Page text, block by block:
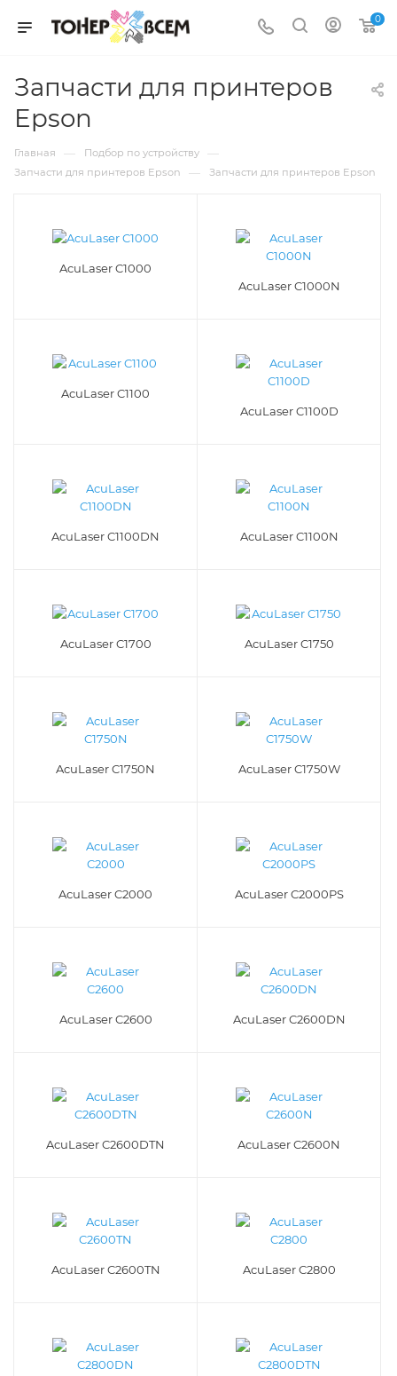
0
Запчасти для принтеров
Epson
Главная — Подбор по устройству —
Запчасти для принтеров Epson — Запчасти для принтеров Epson
AcuLaser C1000
AcuLaser C1000N
AcuLaser C1100
AcuLaser C1100D
AcuLaser C1100DN AcuLaser C1100N
AcuLaser C1700 AcuLaser C1750
AcuLaser C1750N AcuLaser C1750W
AcuLaser C2000 AcuLaser C2000PS
AcuLaser C2600 AcuLaser C2600DN
AcuLaser C2600DTN AcuLaser C2600N
AcuLaser C2600TN AcuLaser C2800